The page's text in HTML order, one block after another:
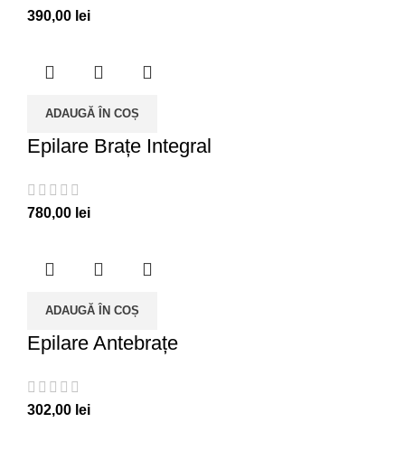
390,00 lei
ADAUGĂ ÎN COȘ
Epilare Brațe Integral
780,00 lei
ADAUGĂ ÎN COȘ
Epilare Antebrațe
302,00 lei